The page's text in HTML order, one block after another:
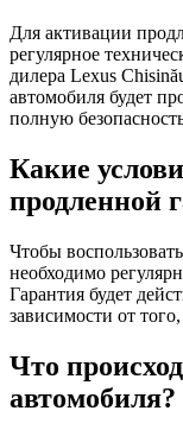
Для активации
регулярное
дилера Lexus
автомобиля будет
полную
Какие
продленной
Чтобы
необходимо
Гарантия будет
зависимости от
Что
автомобиля?